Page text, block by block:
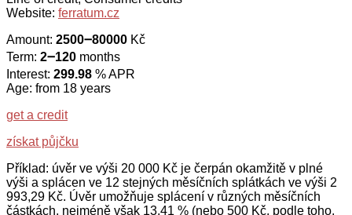
Website: ferratum.cz
Amount: 2500౼80000 Kč
Term: 2౼120 months
Interest: 299.98 % APR
Age: from 18 years
get a credit
získat půjčku
Příklad: úvěr ve výši 20 000 Kč je čerpán okamžitě v plné
výši a splácen ve 12 stejných měsíčních splátkách ve výši 2
993,29 Kč. Úvěr umožňuje splácení v různých měsíčních
částkách, nejméně však 13,41 % (nebo 500 Kč, podle toho,